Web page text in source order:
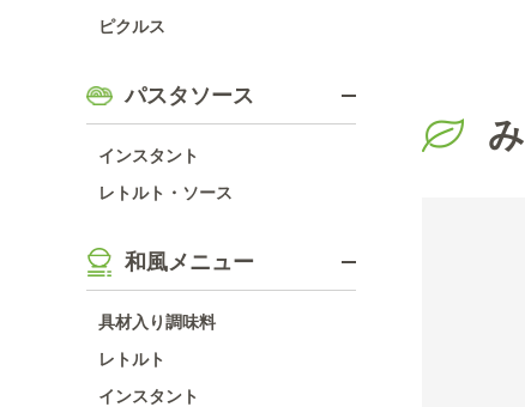
ピクルス
パスタソース
インスタント
レトルト・ソース
和風メニュー
具材入り調味料
レトルト
インスタント